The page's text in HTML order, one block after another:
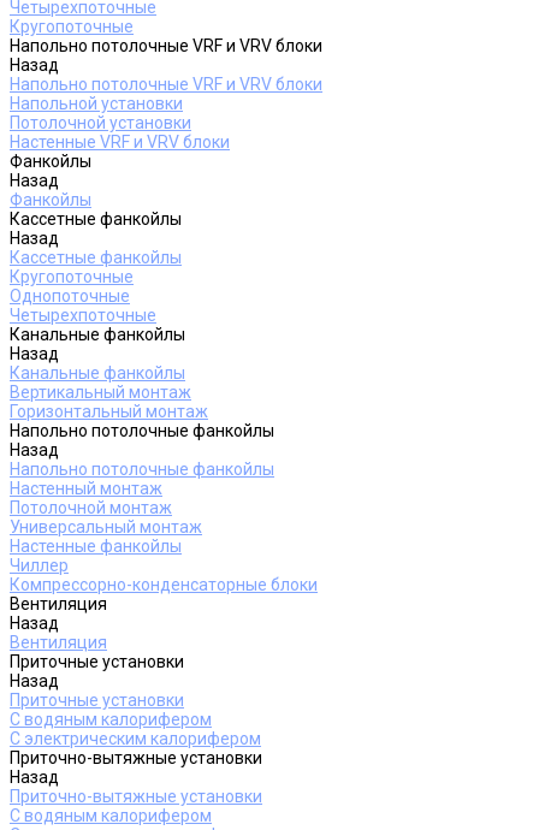
Четырехпоточные
Кругопоточные
Напольно потолочные VRF и VRV блоки
Назад
Напольно потолочные VRF и VRV блоки
Напольной установки
Потолочной установки
Настенные VRF и VRV блоки
Фанкойлы
Назад
Фанкойлы
Кассетные фанкойлы
Назад
Кассетные фанкойлы
Кругопоточные
Однопоточные
Четырехпоточные
Канальные фанкойлы
Назад
Канальные фанкойлы
Вертикальный монтаж
Горизонтальный монтаж
Напольно потолочные фанкойлы
Назад
Напольно потолочные фанкойлы
Настенный монтаж
Потолочной монтаж
Универсальный монтаж
Настенные фанкойлы
Чиллер
Компрессорно-конденсаторные блоки
Вентиляция
Назад
Вентиляция
Приточные установки
Назад
Приточные установки
С водяным калорифером
С электрическим калорифером
Приточно-вытяжные установки
Назад
Приточно-вытяжные установки
С водяным калорифером